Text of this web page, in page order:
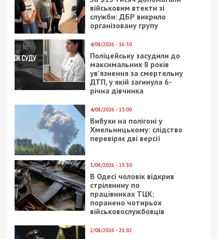
Приєднуйтесь також до 49000 в Google News. Слідкуйте
за останніми новинами!
Приєднатися
Предыдущая статья:
Військовослужбовець намагався
організувати канал втечі за кордон для
СЗЧшників
Следующая статья:
У Дніпрі 25 червня оголошено день
жалоби за загиблими внаслідок ракетної
атаки